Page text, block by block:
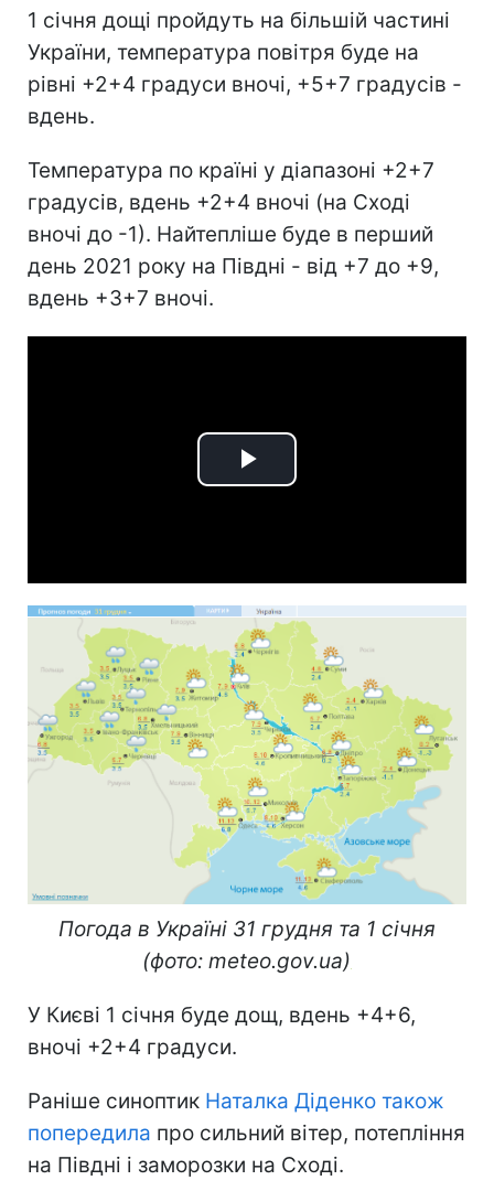
1 січня дощі пройдуть на більшій частині
України, температура повітря буде на
рівні +2+4 градуси вночі, +5+7 градусів -
вдень.
Температура по країні у діапазоні +2+7
градусів, вдень +2+4 вночі (на Сході
вночі до -1). Найтепліше буде в перший
день 2021 року на Півдні - від +7 до +9,
вдень +3+7 вночі.
Play
Погода в Україні 31 грудня та 1 січня
(фото: meteo.gov.ua)
У Києві 1 січня буде дощ, вдень +4+6,
вночі +2+4 градуси.
Раніше синоптик Наталка Діденко також
попередила про сильний вітер, потепління
на Півдні і заморозки на Сході.